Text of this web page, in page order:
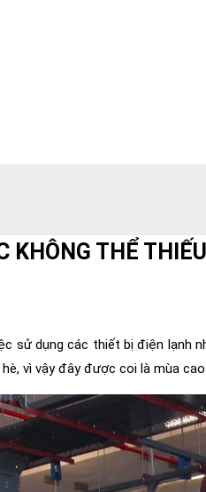
THỂ
sử dụng các thiết bị điện lạnh
vì vậy đây được coi là mùa